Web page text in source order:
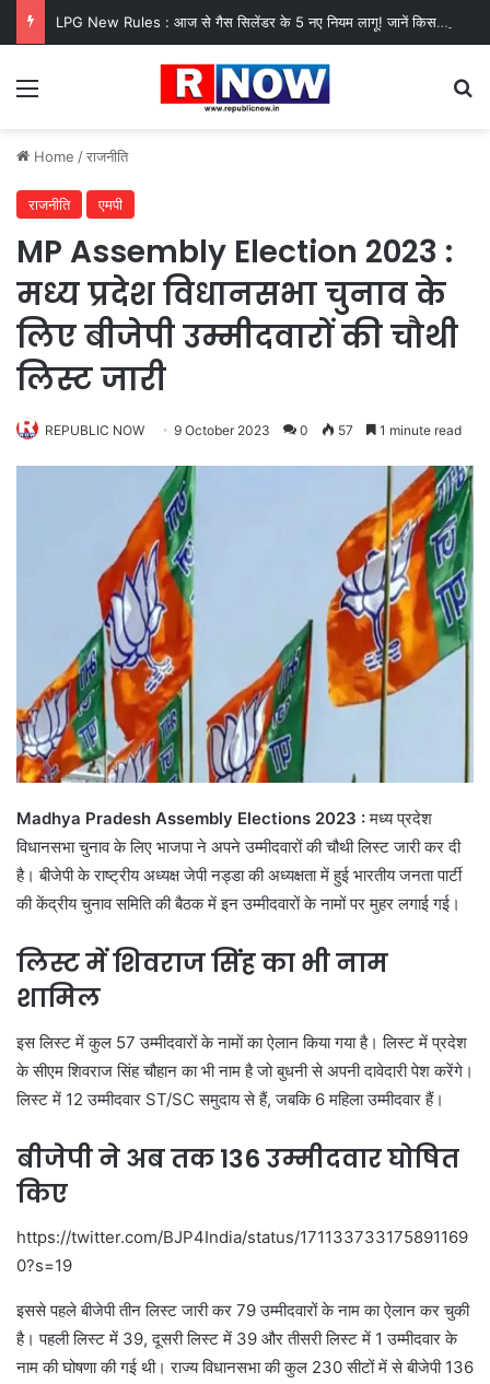
LPG New Rules : आज से गैस सिलेंडर के 5 नए नियम लागू! जानें किसका कटेगा कनेक्शन, कितने दिन बाद होगी बुकिंग?
Menu
Home /राजनीति
राजनीति एमपी
MP Assembly Election 2023 :
मध्य प्रदेश विधानसभा चुनाव के
लिए बीजेपी उम्मीदवारों की चौथी
लिस्ट जारी
REPUBLIC NOW 9 October 2023 0 57 1 minute read
Madhya Pradesh Assembly Elections 2023 :मध्य प्रदेश
विधानसभा चुनाव के लिए भाजपा ने अपने उम्मीदवारों की चौथी लिस्ट जारी कर दी
है। बीजेपी के राष्ट्रीय अध्यक्ष जेपी नड्डा की अध्यक्षता में हुई भारतीय जनता पार्टी
की केंद्रीय चुनाव समिति की बैठक में इन उम्मीदवारों के नामों पर मुहर लगाई गई।
लिस्ट में शिवराज सिंह का भी नाम
शामिल
इस लिस्ट में कुल 57 उम्मीदवारों के नामों का ऐलान किया गया है। लिस्ट में प्रदेश
के सीएम शिवराज सिंह चौहान का भी नाम है जो बुधनी से अपनी दावेदारी पेश करेंगे।
लिस्ट में 12 उम्मीदवार ST/SC समुदाय से हैं, जबकि 6 महिला उम्मीदवार हैं।
बीजेपी ने अब तक 136 उम्मीदवार घोषित
किए
https://twitter.com/BJP4India/status/171133733175891169
0?s=19
इससे पहले बीजेपी तीन लिस्ट जारी कर 79 उम्मीदवारों के नाम का ऐलान कर चुकी
है। पहली लिस्ट में 39, दूसरी लिस्ट में 39 और तीसरी लिस्ट में 1 उम्मीदवार के
नाम की घोषणा की गई थी। राज्य विधानसभा की कुल 230 सीटों में से बीजेपी 136